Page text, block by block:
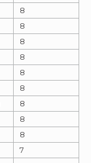
8
8
8
8
8
8
8
8
8
7